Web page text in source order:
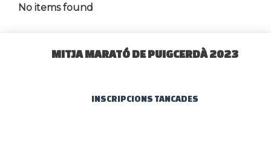
No items found
MITJA MARATÓ DE PUIGCERDÀ 2023
INSCRIPCIONS TANCADES